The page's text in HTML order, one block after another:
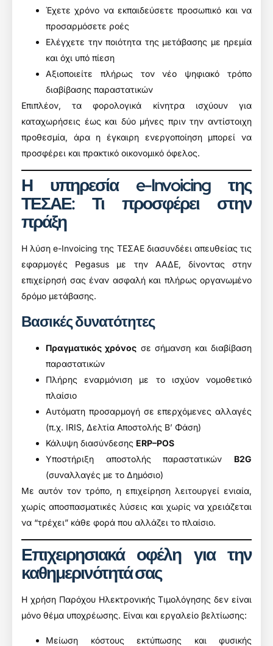
Έχετε χρόνο να εκπαιδεύσετε προσωπικό και να
προσαρμόσετε ροές
Ελέγχετε την ποιότητα της μετάβασης με ηρεμία
και όχι υπό πίεση
Αξιοποιείτε πλήρως τον νέο ψηφιακό τρόπο
διαβίβασης παραστατικών
Επιπλέον, τα φορολογικά κίνητρα ισχύουν για
καταχωρήσεις έως και δύο μήνες πριν την αντίστοιχη
προθεσμία, άρα η έγκαιρη ενεργοποίηση μπορεί να
προσφέρει και πρακτικό οικονομικό όφελος.
Η υπηρεσία e-Invoicing της
ΤΕΣΑΕ: Τι προσφέρει στην
πράξη
Η λύση e-Invoicing της ΤΕΣΑΕ διασυνδέει απευθείας τις
εφαρμογές Pegasus με την ΑΑΔΕ, δίνοντας στην
επιχείρησή σας έναν ασφαλή και πλήρως οργανωμένο
δρόμο μετάβασης.
Βασικές δυνατότητες
Πραγματικός χρόνος σε σήμανση και διαβίβαση
παραστατικών
Πλήρης εναρμόνιση με το ισχύον νομοθετικό
πλαίσιο
Αυτόματη προσαρμογή σε επερχόμενες αλλαγές
(π.χ. IRIS, Δελτία Αποστολής Β’ Φάση)
Κάλυψη διασύνδεσης ERP–POS
Υποστήριξη αποστολής παραστατικών B2G
(συναλλαγές με το Δημόσιο)
Με αυτόν τον τρόπο, η επιχείρηση λειτουργεί ενιαία,
χωρίς αποσπασματικές λύσεις και χωρίς να χρειάζεται
να “τρέχει” κάθε φορά που αλλάζει το πλαίσιο.
Επιχειρησιακά οφέλη για την
καθημερινότητά σας
Η χρήση Παρόχου Ηλεκτρονικής Τιμολόγησης δεν είναι
μόνο θέμα υποχρέωσης. Είναι και εργαλείο βελτίωσης:
Μείωση κόστους εκτύπωσης και φυσικής